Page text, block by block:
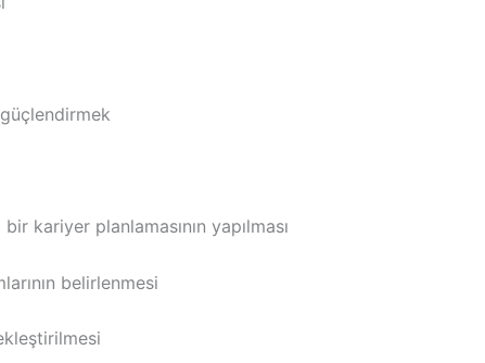
kariyer planlamasının yapılması
belirlenmesi